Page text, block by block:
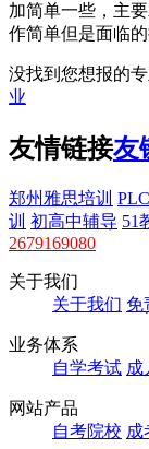
加简单一些，主
作简单但是面临
没找到您想报的
业
友情链接友
郑州雅思培训
训 初高中辅导 51
2679169080
关于我们
关于我们 免
业务体系
自学考试 成
网站产品
自考院校 成